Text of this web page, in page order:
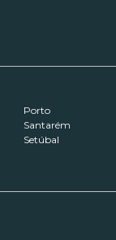
Porto
Santarém
Setúbal